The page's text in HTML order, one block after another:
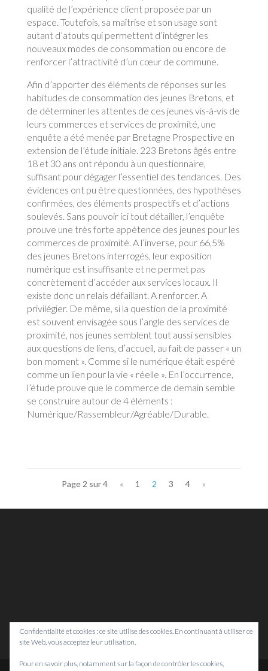
qualité de l’expérience client proposée par un
espace. Toutefois, sa maîtrise et son usage sont
autant d’atouts qui permettent d’intégrer les
nouveaux modes de consommation ou encore de
renforcer l’attractivité d’un cœur de commune.
Afin d’apporter des éléments de réponses sur les
habitudes de consommation des jeunes Bretons, et
de déterminer les attentes de ces jeunes vis-à-vis de
leurs commerces et services de proximité, une
enquête a été menée par Bretagne Prospective en
extension de l’étude initiale. 223 Bretons âgés entre
18 et 30 ans ont répondu à un questionnaire,
suffisant pour dégager l’essentiel des tendances. Des
évidences ont pu être questionnées, des hypothèses
confirmées, des éléments prospectifs et d’actions
soulevés. Sans pouvoir ici tout détailler, l’enquête
prouve une très forte appétence des jeunes pour les
commerces de proximité. A l’inverse, pour 66,5%
des jeunes Bretons interrogés, leur exposition
numérique est insuffisante et ne permet pas
concrètement d’accéder aux services locaux. Il
existe donc un relais défaillant. A renforcer. A
privilégier. De même, si la question de la proximité
est souvent envisagée sous l’angle des services de
proximité, nos jeunes semblent tout aussi sensibles
aux questions de liens, d’accueil, au fait de passer « un
bon moment ». Comme si le numérique était espéré
comme un lien pour la vie « réelle ». En l’occurrence,
l’étude prouve que le commerce de demain semble
se construire autour de 4 éléments :
Numérique/Rassembleur/Agréable/Durable.
Page 2 sur 4 « 1 2 3 4 »
Confidentialité et cookies : ce site utilise des cookies. En continuant à utiliser ce
site Web, vous acceptez leur utilisation.
Pour en savoir plus, notamment sur la façon de contrôler les cookies,